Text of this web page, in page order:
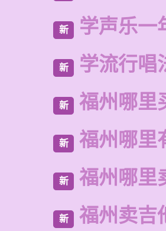
新 学声乐一
新 学流行唱
新 福州哪里
新 福州哪里
新 福州哪里
新 福州卖吉